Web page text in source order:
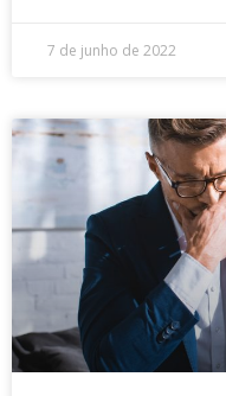
7 de junho de 2022